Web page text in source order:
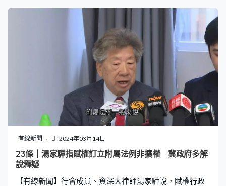
港不安全，對每人都不好。現在進度按正常立法程序處
理，所有必須經過的法定程序都必須經過，當然特首和立
法會議員均有共同想法，就是希望一日通過早一日好，因
為早一日通過，香港便早一日得到保障。」
有線新聞 2024年03月14日
23條｜湯家驊指賦權訂立附屬法例非擴權 冀政府多解
說釋疑
【有線新聞】行會成員、資深大律師湯家驊說，賦權行政